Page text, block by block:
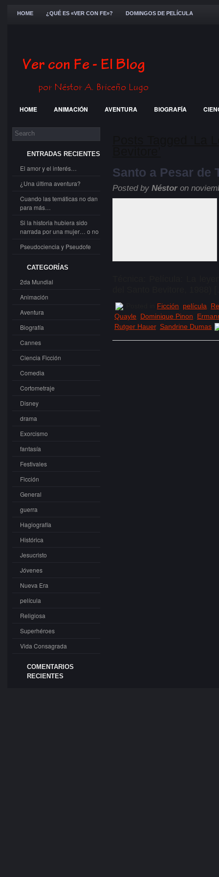
HOME ¿QUÉ ES «VER CON FE»? DOMINGOS DE PELÍCULA
HOME ANIMACIÓN AVENTURA BIOGRAFÍA
FESTIVALES
ENTRADAS RECIENTES
El amor y el interés…
¿Una última aventura?
Cuando las temáticas no dan
para más…
Si la historia hubiera sido
narrada por una mujer… o no
Pseudociencia y Pseudofe
CATEGORÍAS
2da Mundial
Animación
Aventura
Biografía
Cannes
Ciencia Ficción
Comedia
Cortometraje
Disney
drama
Exorcismo
fantasía
Festivales
Ficción
General
guerra
Hagiografía
Histórica
Jesucristo
Jóvenes
Nueva Era
película
Religiosa
Superhéroes
Vida Consagrada
COMENTARIOS
RECIENTES
Santo a Pesar de
Posted by Néstoron
Ficción película
Quayle Dominique Pinon
Rutger Hauer, Sandrine Dumas